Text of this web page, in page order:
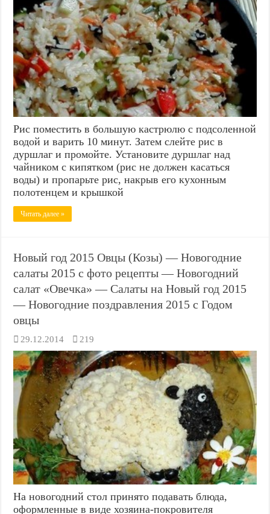
Рис поместить в большую кастрюлю с подсоленной
водой и варить 10 минут. Затем слейте рис в
дуршлаг и промойте. Установите дуршлаг над
чайником с кипятком (рис не должен касаться
воды) и пропарьте рис, накрыв его кухонным
полотенцем и крышкой
Читать далее »
Новый год 2015 Овцы (Козы) — Новогодние
салаты 2015 с фото рецепты — Новогодний
салат «Овечка» — Салаты на Новый год 2015
— Новогодние поздравления 2015 с Годом
овцы
29.12.2014 219
На новогодний стол принято подавать блюда,
оформленные в виде хозяина-покровителя